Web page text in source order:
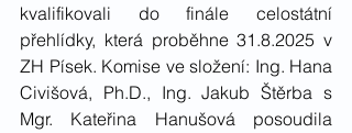
kvalifikovali do finále celostátní
přehlídky, která proběhne 31.8.2025 v
ZH Písek. Komise ve složení: Ing. Hana
Civišová, Ph.D., Ing. Jakub Štěrba s
Mgr. Kateřina Hanušová posoudila